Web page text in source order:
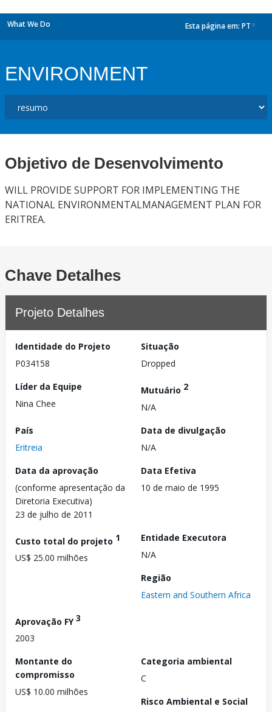
What We Do Esta página em: PT
ENVIRONMENT
Objetivo de Desenvolvimento
WILL PROVIDE SUPPORT FOR IMPLEMENTING THE
NATIONAL ENVIRONMENTALMANAGEMENT PLAN FOR
ERITREA.
Chave Detalhes
Projeto Detalhes
Identidade do Projeto
P034158
Situação
Dropped
Líder da Equipe
Nina Chee
Mutuário 2
N/A
País
Eritreia
Data de divulgação
N/A
Data da aprovação
(conforme apresentação da
Diretoria Executiva)
23 de julho de 2011
Data Efetiva
10 de maio de 1995
Custo total do projeto 1
US$ 25.00 milhões
Entidade Executora
N/A
Região
Eastern and Southern Africa
Aprovação FY3
2003
Montante do
compromisso
US$ 10.00 milhões
Categoria ambiental
C
Risco Ambiental e Social